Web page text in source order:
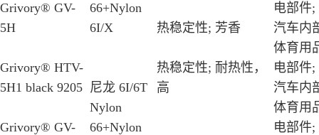
Grivory® GV-
5H
66+Nylon
6I/X
热稳定性; 芳香
电部件
汽车内
Grivory® HTV-
5H1 black 9205 尼龙 6I/6T
热稳定性; 耐热性，
高
体育用
电部件
汽车内
Grivory® GV-
Nylon
66+Nylon
体育用
电部件